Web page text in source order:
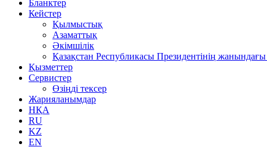
Бланктер
Кейстер
Қылмыстық
Азаматтық
Әкімшілік
Қазақстан Республикасы Президентінің
Қызметтер
Сервистер
Өзіңді тексер
Жарияланымдар
НҚА
RU
KZ
EN